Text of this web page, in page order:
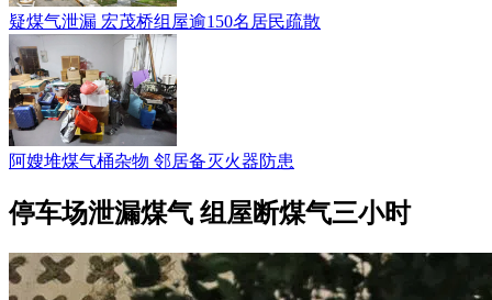
疑煤气泄漏 宏茂桥组屋逾150名居民疏散
阿嫂堆煤气桶杂物 邻居备灭火器防患
停车场泄漏煤气 组屋断煤气三小时